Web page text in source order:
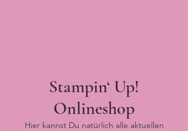
Stampin‘ Up!
Onlineshop
Hier kannst Du natürlich alle aktuellen